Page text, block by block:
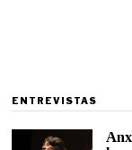
ENTREVISTAS